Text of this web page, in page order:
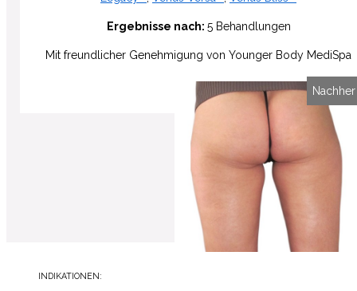
Ergebnisse nach: 5 Behandlungen
Mit freundlicher Genehmigung von Younger Body MediSpa
Nachher
INDIKATIONEN: